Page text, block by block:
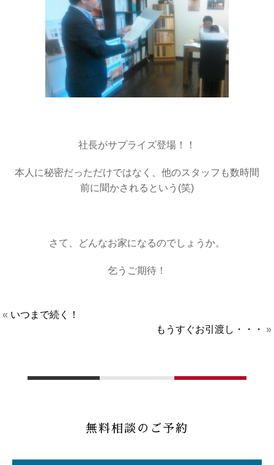
社長がサプライズ登場！！
本人に秘密だっただけではなく、他のスタッフも数時間
前に聞かされるという(笑)
さて、どんなお家になるのでしょうか。
乞うご期待！
« いつまで続く！
もうすぐお引渡し・・・ »
無料相談のご予約